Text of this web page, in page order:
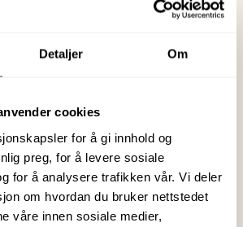
Detaljer Om
cookies
for å gi innhold og
preg, for å levere sosiale
for å analysere trafikken vår. Vi deler
om hvordan du bruker nettstedet
våre innen sosiale medier,
disposal stations